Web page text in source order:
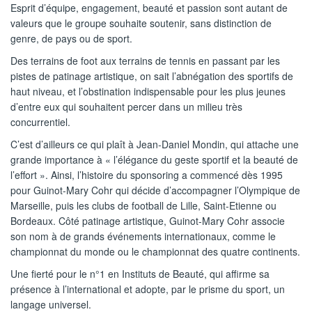
Esprit d’équipe, engagement, beauté et passion sont autant de
valeurs que le groupe souhaite soutenir, sans distinction de
genre, de pays ou de sport.
Des terrains de foot aux terrains de tennis en passant par les
pistes de patinage artistique, on sait l’abnégation des sportifs de
haut niveau, et l’obstination indispensable pour les plus jeunes
d’entre eux qui souhaitent percer dans un milieu très
concurrentiel.
C’est d’ailleurs ce qui plaît à Jean-Daniel Mondin, qui attache une
grande importance à « l’élégance du geste sportif et la beauté de
l’effort ». Ainsi, l’histoire du sponsoring a commencé dès 1995
pour Guinot-Mary Cohr qui décide d’accompagner l’Olympique de
Marseille, puis les clubs de football de Lille, Saint-Etienne ou
Bordeaux. Côté patinage artistique, Guinot-Mary Cohr associe
son nom à de grands événements internationaux, comme le
championnat du monde ou le championnat des quatre continents.
Une fierté pour le n°1 en Instituts de Beauté, qui affirme sa
présence à l’international et adopte, par le prisme du sport, un
langage universel.